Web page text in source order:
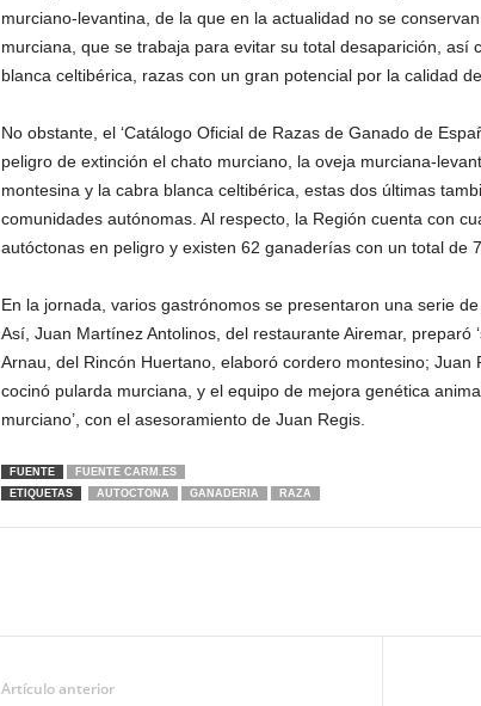
murciano-levantina, de la que en la actualidad no se
murciana, que se trabaja para evitar su total desaparición, así
blanca celtibérica, razas con un gran potencial por la calidad
No obstante, el ‘Catálogo Oficial de Razas de Ganado de
peligro de extinción el chato murciano, la oveja murciana-
montesina y la cabra blanca celtibérica, estas dos últimas
comunidades autónomas. Al respecto, la Región cuenta con
autóctonas en peligro y existen 62 ganaderías con un total de
En la jornada, varios gastrónomos se presentaron una serie
Así, Juan Martínez Antolinos, del restaurante Airemar, preparó
Arnau, del Rincón Huertano, elaboró cordero montesino; Juan
cocinó pularda murciana, y el equipo de mejora genética
murciano’, con el asesoramiento de Juan Regis.
FUENTE
FUENTE CARM.ES
ETIQUETAS
AUTOCTONA GANADERIA RAZA
Artículo anterior